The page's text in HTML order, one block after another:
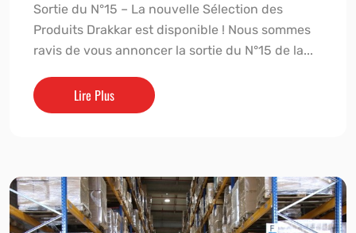
Sortie du N°15 – La nouvelle Sélection des
Produits Drakkar est disponible ! Nous sommes
ravis de vous annoncer la sortie du N°15 de la...
Lire Plus